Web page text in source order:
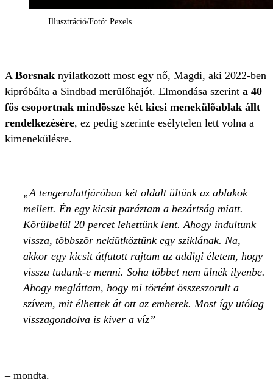
Illusztráció/Fotó: Pexels
A Borsnak nyilatkozott most egy nő, Magdi, aki 2022-ben
kipróbálta a Sindbad merülőhajót. Elmondása szerint a 40
fős csoportnak mindössze két kicsi menekülőablak állt
rendelkezésére, ez pedig szerinte esélytelen lett volna a
kimenekülésre.
A tengeralattjáróban két oldalt ültünk az ablakok
mellett. Én egy kicsit paráztam a bezártság miatt.
Körülbelül 20 percet lehettünk lent. Ahogy indultunk
vissza, többször nekiütköztünk egy sziklának. Na,
akkor egy kicsit átfutott rajtam az addigi életem, hogy
vissza tudunk-e menni. Soha többet nem ülnék ilyenbe.
Ahogy megláttam, hogy mi történt összeszorult a
szívem, mit élhettek át ott az emberek. Most így utólag
visszagondolva is kiver a víz
– mondta.